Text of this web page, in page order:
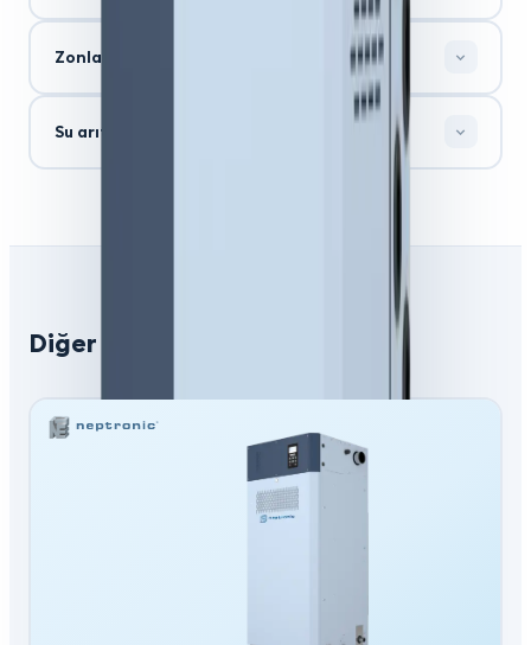
Zonlama nasıl yapılır?
Su arıtma gerekli midir?
Diğer Nemlendirme Modelleri